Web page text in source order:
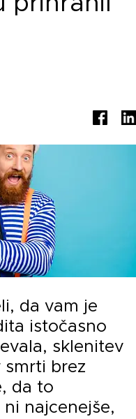
da vam je
istočasno
sklenitev
smrti brez
da to
najcenejše,